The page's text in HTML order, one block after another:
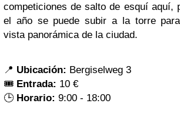
competiciones de salto de esquí aquí,
el año se puede subir a la torre
vista panorámica de la ciudad.
📍 Ubicación: Bergiselweg 3
🎟️ Entrada: 10 €
🕒 Horario: 9:00 - 18:00